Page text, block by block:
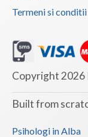
Termeni si conditii
Copyright 2026
Built from
Psihologi in Alba